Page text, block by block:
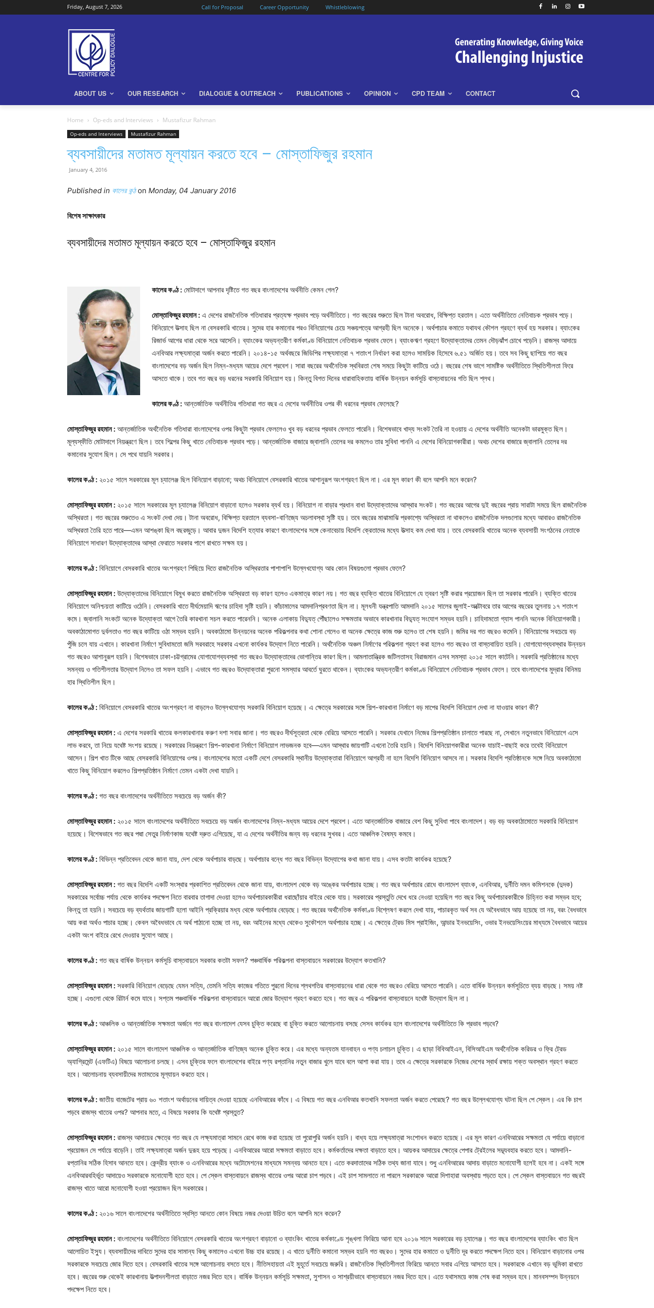
Friday, August 7, 2026 Call for Proposal Career Opportunity Whistleblowing
ABOUT US OUR RESEARCH DIALOGUE & OUTREACH PUBLICATIONS OPINION CPD TEAM CONTACT
Home Op-eds and Interviews Mustafizur Rahman
Op-eds and Interviews Mustafizur Rahman
ব্যবসায়ীদের মতামত মূল্যায়ন করতে হবে – মোস্তাফিজুর রহমান
January 4, 2016
Published in কালের কন্ঠon Monday, 04 January 2016
বিশেষ সাক্ষাৎকার
ব্যবসায়ীদের মতামত মূল্যায়ন করতে হবে – মোস্তাফিজুর রহমান
কালের কণ্ঠ : মোটাদাগে আপনার দৃষ্টিতে গত বছর বাংলাদেশের অর্থনীতি কেমন গেল?
মোস্তাফিজুর রহমান : এ দেশের রাজনৈতিক গতিধারার প্রত্যক্ষ প্রভাব পড়ে অর্থনীতিতে। গত বছরের শুরুতে ছিল টানা অবরোধ, বিক্ষিপ্ত হরতাল। এতে অর্থনীতিতে নেতিবাচক প্রভাব পড়ে।
বিনিয়োগে উত্সাহ ছিল না বেসরকারি খাতের। সুদের হার কমানোর পরও বিনিয়োগের চেয়ে সঞ্চয়পত্রে আগ্রহী ছিল অনেকে। অর্থপাচার কমাতে যথাযথ কৌশল গ্রহণে ব্যর্থ হয় সরকার। ব্যাংকের
রিজার্ভ আগের ধারা থেকে সরে আসেনি। ব্যাংকের অভ্যন্তরীণ কর্মকাণ্ড বিনিয়োগে নেতিবাচক প্রভাব ফেলে। ব্যাংকঋণ গ্রহণে উদ্যোক্তাদের তেমন দৌড়ঝাঁপ চোখে পড়েনি। রাজস্ব আদায়ে
এনবিআর লক্ষ্যমাত্রা অর্জন করতে পারেনি। ২০১৪-১৫ অর্থবছরে জিডিপির লক্ষ্যমাত্রা ৭ শতাংশ নির্ধারণ করা হলেও সাময়িক হিসেবে ৬.৫১ অর্জিত হয়। তবে সব কিছু ছাপিয়ে গত বছর
বাংলাদেশের বড় অর্জন ছিল নিম্ন-মধ্যম আয়ের দেশে প্রবেশ। সারা বছরের অর্থনৈতিক স্থবিরতা শেষ সময়ে কিছুটা কাটিয়ে ওঠে। বছরের শেষ ভাগে সামষ্টিক অর্থনীতিতে স্থিতিশীলতা ফিরে
আসতে থাকে। তবে গত বছর বড় ধরনের সরকারি বিনিয়োগ হয়। কিন্তু বিগত দিনের ধারাবাহিকতায় বার্ষিক উন্নয়ন কর্মসূচি বাস্তবায়নের গতি ছিল শ্লথ।
কালের কণ্ঠ : আন্তর্জাতিক অর্থনীতির গতিধারা গত বছর এ দেশের অর্থনীতির ওপর কী ধরনের প্রভাব ফেলেছে?
মোস্তাফিজুর রহমান : আন্তর্জাতিক অর্থনৈতিক গতিধারা বাংলাদেশের ওপর কিছুটা প্রভাব ফেললেও খুব বড় ধরনের প্রভাব ফেলতে পারেনি। বিশেষভাবে খাদ্য সংকট তৈরি না হওয়ায় এ দেশের অর্থনীতি অনেকটা ভারমুক্ত ছিল।
মূল্যস্ফীতি মোটাদাগে নিয়ন্ত্রণে ছিল। তবে শিল্পের কিছু খাতে নেতিবাচক প্রভাব পড়ে। আন্তর্জাতিক বাজারে জ্বালানি তেলের দর কমলেও তার সুবিধা পাননি এ দেশের বিনিয়োগকারীরা। অথচ দেশের বাজারে জ্বালানি তেলের দর
কমানোর সুযোগ ছিল। সে পথে যায়নি সরকার।
কালের কণ্ঠ : ২০১৫ সালে সরকারের মূল চ্যালেঞ্জ ছিল বিনিয়োগ বাড়ানো; অথচ বিনিয়োগে বেসরকারি খাতের আশানুরূপ অংশগ্রহণ ছিল না। এর মূল কারণ কী বলে আপনি মনে করেন?
মোস্তাফিজুর রহমান : ২০১৫ সালে সরকারের মূল চ্যালেঞ্জ বিনিয়োগ বাড়ানো হলেও সরকার ব্যর্থ হয়। বিনিয়োগ না বাড়ার প্রধান বাধা উদ্যোক্তাদের আস্থার সংকট। গত বছরের আগের দুই বছরের প্রায় সারাটা সময়ে ছিল রাজনৈতিক
অস্থিরতা। গত বছরের শুরুতেও এ সংকট দেখা দেয়। টানা অবরোধ, বিক্ষিপ্ত হরতালে ব্যবসা-বাণিজ্যে অচলাবস্থা সৃষ্টি হয়। তবে বছরের মাঝামাঝি প্রকাশ্যে অস্থিরতা না থাকলেও রাজনৈতিক দলগুলোর মধ্যে আবারও রাজনৈতিক
অস্থিরতা তৈরি হতে পারে—এমন আশঙ্কা ছিল বছরজুড়ে। আবার দুজন বিদেশি হত্যার কারণে বাংলাদেশের সঙ্গে কেনাবেচায় বিদেশি ক্রেতাদের মধ্যে উত্সাহ কম দেখা যায়। তবে বেসরকারি খাতের অনেক ব্যবসায়ী সংগঠনের নেতাকে
বিনিয়োগে সাধারণ উদ্যোক্তাদের আস্থা ফেরাতে সরকার পাশে রাখতে সক্ষম হয়।
কালের কণ্ঠ : বিনিয়োগে বেসরকারি খাতের অংশগ্রহণ পিছিয়ে দিতে রাজনৈতিক অস্থিরতার পাশাপাশি উল্লেখযোগ্য আর কোন বিষয়গুলো প্রভাব ফেলে?
মোস্তাফিজুর রহমান : উদ্যোক্তাদের বিনিয়োগে বিমুখ করতে রাজনৈতিক অস্থিরতা বড় কারণ হলেও একমাত্র কারণ নয়। গত বছর ব্যক্তি খাতের বিনিয়োগে যে ত্বরণ সৃষ্টি করার প্রয়োজন ছিল তা সরকার পারেনি। ব্যক্তি খাতের
বিনিয়োগে অনিশ্চয়তা কাটিয়ে ওঠেনি। বেসরকারি খাতে দীর্ঘমেয়াদি ঋণের চাহিদা সৃষ্টি হয়নি। কাঁচামালের আমদানিপ্রবণতা ছিল না। মূলধনী যন্ত্রপাতি আমদানি ২০১৫ সালের জুলাই-অক্টোবরে তার আগের বছরের তুলনায় ১৭ শতাংশ
কমে। জ্বালানি সংকটে অনেক উদ্যোক্তা আগে তৈরি কারখানা সচল করতে পারেননি। অনেক এলাকায় বিদ্যুত্ পৌঁছালেও সক্ষমতার অভাবে কারখানার বিদ্যুত্ সংযোগ সম্ভব হয়নি। চাহিদামতো গ্যাস পাননি অনেক বিনিয়োগকারী।
অবকাঠামোগত দুর্বলতাও গত বছর কাটিয়ে ওঠা সম্ভব হয়নি। অবকাঠামো উন্নয়নের অনেক পরিকল্পনার কথা শোনা গেলেও বা অনেক ক্ষেত্রে কাজ শুরু হলেও তা শেষ হয়নি। জমির দর গত বছরও কমেনি। বিনিয়োগের সবচেয়ে বড়
পুঁজি চলে যায় এখানে। কারখানা নির্মাণে সুবিধামতো জমি সরবরাহে সরকার এখনো কার্যকর উদ্যোগ নিতে পারেনি। অর্থনৈতিক অঞ্চল নির্মাণের পরিকল্পনা গ্রহণ করা হলেও গত বছরও তা বাস্তবায়িত হয়নি। যোগাযোগব্যবস্থার উন্নয়ন
গত বছরও আশানুরূপ হয়নি। বিশেষভাবে ঢাকা-চট্টগ্রামের যোগাযোগব্যবস্থা গত বছরও উদ্যোক্তাদের ভোগান্তির কারণ ছিল। আমলাতান্ত্রিক জটিলতাসহ বিরাজমান এসব সমস্যা ২০১৫ সালে কাটেনি। সরকারি প্রতিষ্ঠানের মধ্যে
সমন্বয় ও গতিশীলতার উদ্যোগ নিলেও তা সফল হয়নি। এভাবে গত বছরও উদ্যোক্তারা পুরনো সমস্যার আবর্তে ঘুরতে থাকেন। ব্যাংকের অভ্যন্তরীণ কর্মকাণ্ড বিনিয়োগে নেতিবাচক প্রভাব ফেলে। তবে বাংলাদেশের মুদ্রার বিনিময়
হার স্থিতিশীল ছিল।
কালের কণ্ঠ : বিনিয়োগে বেসরকারি খাতের অংশগ্রহণ না বাড়লেও উল্লেখযোগ্য সরকারি বিনিয়োগ হয়েছে। এ ক্ষেত্রে সরকারের সঙ্গে শিল্প-কারখানা নির্মাণে বড় মাপের বিদেশি বিনিয়োগ দেখা না যাওয়ার কারণ কী?
মোস্তাফিজুর রহমান : এ দেশের সরকারি খাতের কলকারখানার করুণ দশা সবার জানা। গত বছরও দীর্ঘসূত্রতা থেকে বেরিয়ে আসতে পারেনি। সরকার যেখানে নিজের শিল্পপ্রতিষ্ঠান চালাতে পারছে না, সেখানে নতুনভাবে বিনিয়োগে এসে
লাভ করবে, তা নিয়ে যথেষ্ট সংশয় রয়েছে। সরকারের নিয়ন্ত্রণে শিল্প-কারখানা নির্মাণে বিনিয়োগ লাভজনক হবে—এমন আস্থার জায়গাটি এখনো তৈরি হয়নি। বিদেশি বিনিয়োগকারীরা অনেক যাচাই-বাছাই করে তবেই বিনিয়োগে
আসেন। শিল্প খাত টিকে আছে বেসরকারি বিনিয়োগের ওপর। বাংলাদেশের মতো একটি দেশে বেসরকারি স্থানীয় উদ্যোক্তারা বিনিয়োগে আগ্রহী না হলে বিদেশি বিনিয়োগ আসবে না। সরকার বিদেশি প্রতিষ্ঠানকে সঙ্গে নিয়ে অবকাঠামো
খাতে কিছু বিনিয়োগ করলেও শিল্পপ্রতিষ্ঠান নির্মাণে তেমন একটা দেখা যায়নি।
কালের কণ্ঠ : গত বছর বাংলাদেশের অর্থনীতিতে সবচেয়ে বড় অর্জন কী?
মোস্তাফিজুর রহমান : ২০১৫ সালে বাংলাদেশের অর্থনীতিতে সবচেয়ে বড় অর্জন বাংলাদেশের নিম্ন-মধ্যম আয়ের দেশে প্রবেশ। এতে আন্তর্জাতিক বাজারে বেশ কিছু সুবিধা পাবে বাংলাদেশ। বড় বড় অবকাঠামোতে সরকারি বিনিয়োগ
হয়েছে। বিশেষভাবে গত বছর পদ্মা সেতুর নির্মাণকাজ যথেষ্ট দ্রুত এগিয়েছে, যা এ দেশের অর্থনীতির জন্য বড় ধরনের সুখবর। এতে আঞ্চলিক বৈষম্য কমবে।
কালের কণ্ঠ : বিভিন্ন প্রতিবেদন থেকে জানা যায়, দেশ থেকে অর্থপাচার বাড়ছে। অর্থপাচার বন্ধে গত বছর বিভিন্ন উদ্যোগের কথা জানা যায়। এসব কতটা কার্যকর হয়েছে?
মোস্তাফিজুর রহমান : গত বছর বিদেশি একটি সংস্থার প্রকাশিত প্রতিবেদন থেকে জানা যায়, বাংলাদেশ থেকে বড় অঙ্কের অর্থপাচার হচ্ছে। গত বছর অর্থপাচার রোধে বাংলাদেশ ব্যাংক, এনবিআর, দুর্নীতি দমন কমিশনকে (দুদক)
সরকারের সর্বোচ্চ পর্যায় থেকে কার্যকর পদক্ষেপ নিতে বারবার তাগাদা দেওয়া হলেও অর্থপাচারকারীরা ধরাছোঁয়ার বাইরে থেকে যায়। সরকারের প্রস্তুতি দেখে ধরে নেওয়া হয়েছিল গত বছর কিছু অর্থপাচারকারীকে চিহ্নিত করা সম্ভব হবে;
কিন্তু তা হয়নি। সবচেয়ে বড় ব্যর্থতার জায়গাটি হলো আইনি প্রক্রিয়ার মধ্য থেকে অর্থপাচার বেড়েছে। গত বছরের অর্থনৈতিক কর্মকাণ্ড বিশ্লেষণ করলে দেখা যায়, পাচারকৃত অর্থ সব যে অবৈধভাবে আয় হয়েছে তা নয়, বরং বৈধভাবে
আয় করা অর্থও পাচার হচ্ছে। কেবল অবৈধভাবে যে অর্থ পাঠানো হচ্ছে তা নয়, বরং আইনের মধ্যে থেকেও সুকৌশলে অর্থপাচার হচ্ছে। এ ক্ষেত্রে ট্রেড মিস প্রাইজিং, আন্ডার ইনভয়েসিং, ওভার ইনভয়েসিংয়ের মাধ্যমে বৈধভাবে আয়ের
একটা অংশ বাইরে রেখে দেওয়ার সুযোগ আছে।
কালের কণ্ঠ : গত বছর বার্ষিক উন্নয়ন কর্মসূচি বাস্তবায়নে সরকার কতটা সফল? পঞ্চবার্ষিক পরিকল্পনা বাস্তবায়নে সরকারের উদ্যোগ কতখানি?
মোস্তাফিজুর রহমান : সরকারি বিনিয়োগ বেড়েছে যেমন সত্যি, তেমনি সত্যি কাজের গতিতে পুরনো দিনের শ্লথগতির বাস্তবায়নের ধারা থেকে গত বছরও বেরিয়ে আসতে পারেনি। এতে বার্ষিক উন্নয়ন কর্মসূচিতে ব্যয় বাড়ছে। সময় নষ্ট
হচ্ছে। এগুলো থেকে রিটার্ন কমে যাবে। সপ্তম পঞ্চবার্ষিক পরিকল্পনা বাস্তবায়নে আরো জোর উদ্যোগ গ্রহণ করতে হবে। গত বছর এ পরিকল্পনা বাস্তবায়নে যথেষ্ট উদ্যোগ ছিল না।
কালের কণ্ঠ : আঞ্চলিক ও আন্তর্জাতিক সক্ষমতা অর্জনে গত বছর বাংলাদেশ যেসব চুক্তি করেছে বা চুক্তি করতে আলোচনায় বসছে সেসব কার্যকর হলে বাংলাদেশের অর্থনীতিতে কি প্রভাব পড়বে?
মোস্তাফিজুর রহমান : ২০১৫ সালে বাংলাদেশ আঞ্চলিক ও আন্তর্জাতিক বাণিজ্যে অনেক চুক্তি করে। এর মধ্যে অন্যতম যানবাহন ও পণ্য চলাচল চুক্তি। এ ছাড়া বিবিআইএন, বিসিআইএম অর্থনৈতিক করিডর ও ফ্রি ট্রেড
অ্যাগ্রিমেন্ট (এফটিএ) বিষয়ে আলোচনা চলছে। এসব চুক্তির ফলে বাংলাদেশের বাইরে পণ্য রপ্তানির নতুন বাজার খুলে যাবে বলে আশা করা যায়। তবে এ ক্ষেত্রে সরকারকে নিজের দেশের স্বার্থ রক্ষায় শক্ত অবস্থান গ্রহণ করতে
হবে। আলোচনায় ব্যবসায়ীদের মতামতের মূল্যায়ন করতে হবে।
কালের কণ্ঠ : জাতীয় বাজেটের প্রায় ৬০ শতাংশ অর্থায়নের দায়িত্ব দেওয়া হয়েছে এনবিআরের কাঁধে। এ বিষয়ে গত বছর এনবিআর কতখানি সফলতা অর্জন করতে পেরেছে? গত বছর উল্লেখযোগ্য ঘটনা ছিল পে স্কেল। এর কি চাপ
পড়বে রাজস্ব খাতের ওপর? আপনার মতে, এ বিষয়ে সরকার কি যথেষ্ট প্রস্তুত?
মোস্তাফিজুর রহমান : রাজস্ব আদায়ের ক্ষেত্রে গত বছর যে লক্ষ্যমাত্রা সামনে রেখে কাজ করা হয়েছে তা পুরোপুরি অর্জন হয়নি। বাধ্য হয়ে লক্ষ্যমাত্রা সংশোধন করতে হয়েছে। এর মূল কারণ এনবিআরের সক্ষমতা যে পর্যায়ে বাড়ানো
প্রয়োজন সে পর্যায়ে বাড়েনি। তাই লক্ষ্যমাত্রা অর্জন দুরূহ হয়ে পড়েছে। এনবিআরের আরো সক্ষমতা বাড়াতে হবে। কর্মকর্তাদের দক্ষতা বাড়াতে হবে। আয়কর আদায়ের ক্ষেত্রে পেপার ট্রেইলের সদ্ব্যবহার করতে হবে। আমদানি-
রপ্তানির সঠিক হিসাব আনতে হবে। কেন্দ্রীয় ব্যাংক ও এনবিআরের মধ্যে অটোমেশনের মাধ্যমে সমন্বয় আনতে হবে। এতে করদাতাদের সঠিক তথ্য জানা যাবে। শুধু এনবিআরের আদায় বাড়াতে মনোযোগী হলেই হবে না। একই সঙ্গে
এনবিআরবহির্ভূত আদায়েও সরকারকে মনোযোগী হতে হবে। পে স্কেল বাস্তবায়নে রাজস্ব খাতের ওপর আরো চাপ পড়বে। এই চাপ সামলাতে না পারলে সরকারকে আরো দিশাহারা অবস্থায় পড়তে হবে। পে স্কেল বাস্তবায়নে গত বছরই
রাজস্ব খাতে আরো মনোযোগী হওয়া প্রয়োজন ছিল সরকারের।
কালের কণ্ঠ : ২০১৬ সালে বাংলাদেশের অর্থনীতিতে স্বস্তি আনতে কোন বিষয়ে নজর দেওয়া উচিত বলে আপনি মনে করেন?
মোস্তাফিজুর রহমান : বাংলাদেশের অর্থনীতিতে বিনিয়োগে বেসরকারি খাতের অংশগ্রহণ বাড়ানো ও ব্যাংকিং খাতের কর্মকাণ্ডে শৃঙ্খলা ফিরিয়ে আনা হবে ২০১৬ সালে সরকারের বড় চ্যালেঞ্জ। গত বছর বাংলাদেশের ব্যাংকিং খাত ছিল
আলোচিত ইস্যু। ব্যবসায়ীদের দাবিতে সুদের হার সামান্য কিছু কমালেও এখনো উচ্চ হার রয়েছে। এ খাতে দুর্নীতি কমানো সম্ভব হয়নি গত বছরও। সুদের হার কমাতে ও দুর্নীতি দূর করতে পদক্ষেপ নিতে হবে। বিনিয়োগ বাড়ানোর ওপর
সরকারকে সবচেয়ে জোর দিতে হবে। বেসরকারি খাতের সঙ্গে আলোচনায় বসতে হবে। নীতিসহায়তা এই মুহূর্তে সবচেয়ে জরুরি। রাজনৈতিক স্থিতিশীলতা ফিরিয়ে আনতে সবার এগিয়ে আসতে হবে। সরকারকে এখানে বড় ভূমিকা রাখতে
হবে। বছরের শুরু থেকেই কারখানায় উত্পাদনশীলতা বাড়াতে নজর দিতে হবে। বার্ষিক উন্নয়ন কর্মসূচি সক্ষমতা, সুশাসন ও সাশ্রয়ীভাবে বাস্তবায়নে নজর দিতে হবে। এতে যথাসময়ে কাজ শেষ করা সম্ভব হবে। মানবসম্পদ উন্নয়নে
পদক্ষেপ নিতে হবে।